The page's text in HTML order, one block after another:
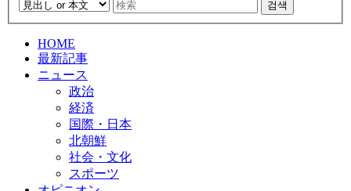
검색
HOME
最新記事
ニュース
政治
経済
国際・日本
北朝鮮
社会・文化
スポーツ